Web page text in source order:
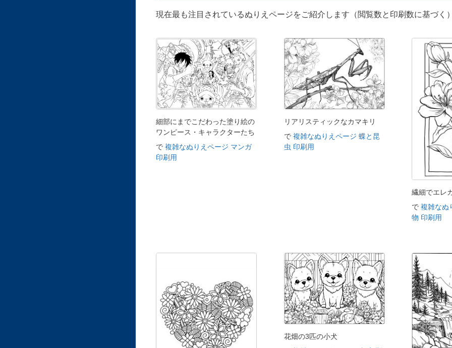
現在最も注目されているぬりえページをご紹介します（閲覧数と印刷数に基づく
細部にまでこだわった塗り絵の
ワンピース・キャラクターたち
で 複雑なぬりえページ マンガ
印刷用
リアリスティックなカマキリ
で 複雑なぬりえページ 蝶と昆
虫 印刷用
繊細でエレ
で複雑なぬ
物 印刷用
花畑の3匹の小犬